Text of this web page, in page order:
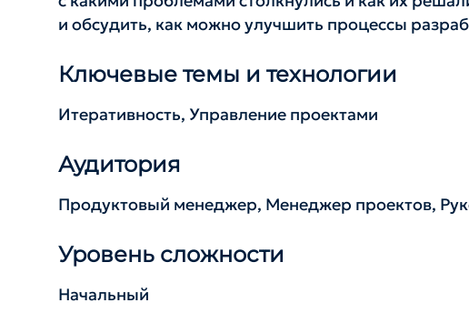
и обсудить, как можно улучшить процессы
Ключевые темы и технологии
Итеративность, Управление проектами
Аудитория
Продуктовый менеджер, Менеджер проектов,
Уровень сложности
Начальный